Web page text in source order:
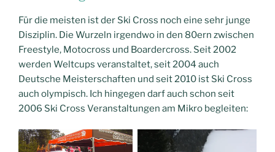
Für die meisten ist der Ski Cross noch eine sehr junge
Disziplin. Die Wurzeln irgendwo in den 80ern zwischen
Freestyle, Motocross und Boardercross. Seit 2002
werden Weltcups veranstaltet, seit 2004 auch
Deutsche Meisterschaften und seit 2010 ist Ski Cross
auch olympisch. Ich hingegen darf auch schon seit
2006 Ski Cross Veranstaltungen am Mikro begleiten: